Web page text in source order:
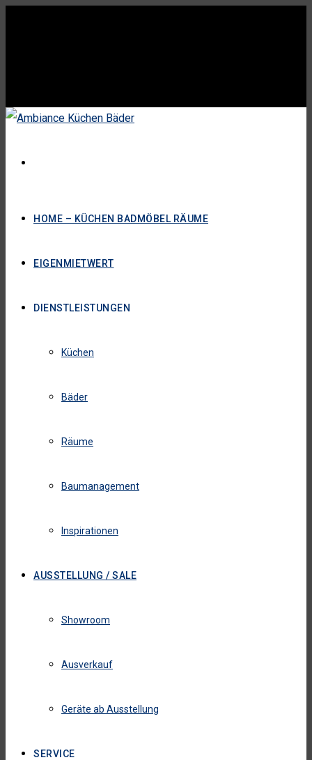
HOME – KÜCHEN BADMÖBEL RÄUME
EIGENMIETWERT
DIENSTLEISTUNGEN
Küchen
Bäder
Räume
Baumanagement
Inspirationen
AUSSTELLUNG / SALE
Showroom
Ausverkauf
Geräte ab Ausstellung
SERVICE